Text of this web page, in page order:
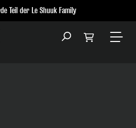
Teil der Le Shuuk Family